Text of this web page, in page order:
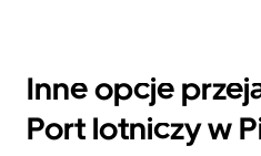
Inne opcje
Port lotniczy w